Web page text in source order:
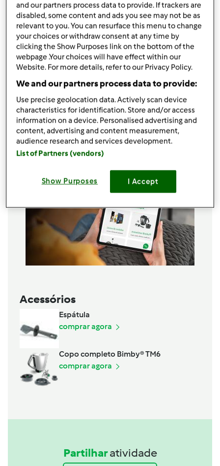
Ingredientes
10unidadebolacha Maria
500gleite
500g natas
50gcaramelo líquido
100gaçúcar
1saquetacuajada
Adicionar à lista de compras
Acessórios
Espátula
comprar agora
Copo completo Bimby® TM6
comprar agora
Partilharatividade
and our partners process data to provide. If trackers are
disabled, some content and ads you see may not be as
relevant to you. You can resurface this menu to change
your choices or withdraw consent at any time by
clicking the Show Purposes link on the bottom of the
webpage .Your choices will have effect within our
Website. For more details, refer to our Privacy Policy.
We and our partners process data to provide:
Use precise geolocation data. Actively scan device
characteristics for identification. Store and/or access
information on a device. Personalised advertising and
content, advertising and content measurement,
audience research and services development.
List of Partners (vendors)
Show Purposes I Accept